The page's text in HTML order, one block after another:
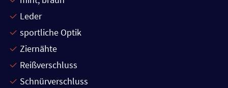
Leder
sportliche Optik
Ziernähte
Reißverschluss
Schnürverschluss